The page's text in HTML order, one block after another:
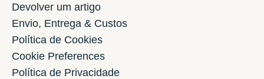
Devolver um artigo
Envio, Entrega & Custos
Política de Cookies
Cookie Preferences
Política de Privacidade